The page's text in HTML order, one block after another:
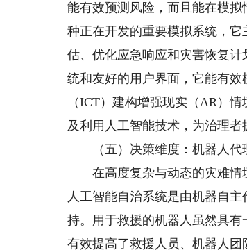
能有效预测风险，而且能在模
种正在开发的重要模拟系统，
估、优化应急响应和灾害恢复
统和友好的用户界面，它能有
（ICT）建构增强现实（AR）
及利用人工智能技术，为治理者
（五）决策维度：机器人代
在高度复杂与动态的灾难情境
人工智能自治系统是由机器自
持。用于救援的机器人虽然具
有效提高了救援人员、机器人